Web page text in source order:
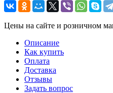
Цены на сайте и розничном
Описание
Как купить
Оплата
Доставка
Отзывы
Задать вопрос